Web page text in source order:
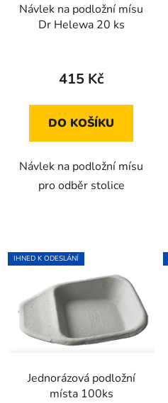
Návlek na podložní mísu
Dr Helewa 20 ks
415 Kč
DO KOŠÍKU
Návlek na podložní mísu
pro odběr stolice
IHNED K ODESLÁNÍ
Jednorázová podložní
místa 100ks